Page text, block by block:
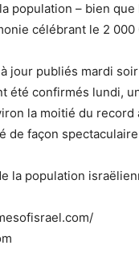
population – bien
célébrant le 2 000
jour publiés mardi
été confirmés lundi,
la moitié du
de façon
la population